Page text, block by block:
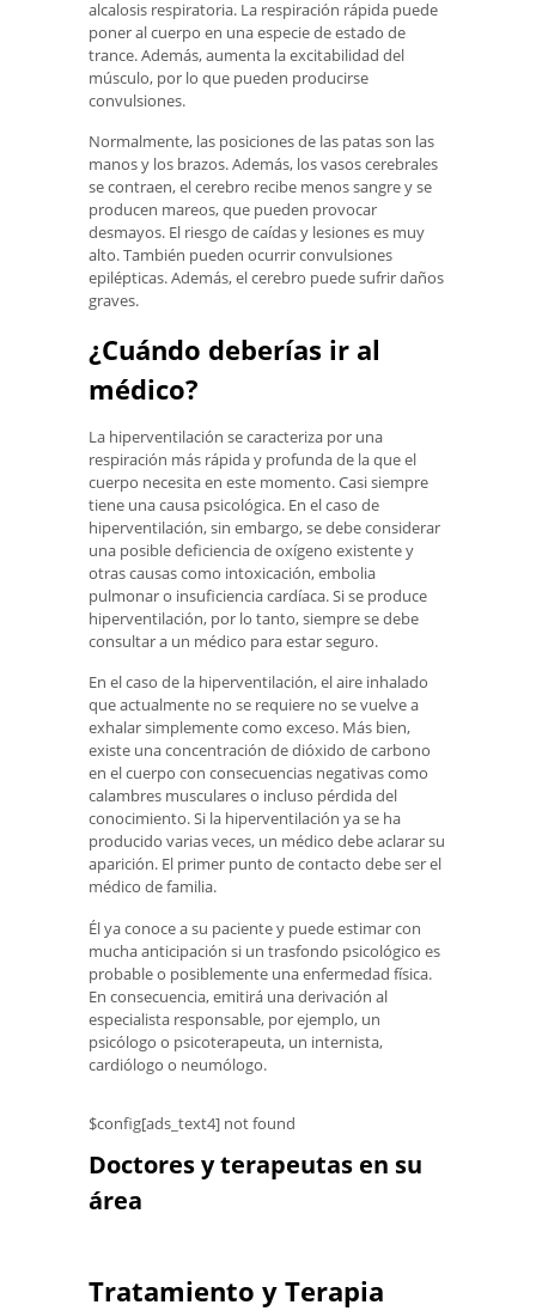
alcalosis respiratoria. La respiración rápida puede
poner al cuerpo en una especie de estado de
trance. Además, aumenta la excitabilidad del
músculo, por lo que pueden producirse
convulsiones.
Normalmente, las posiciones de las patas son las
manos y los brazos. Además, los vasos cerebrales
se contraen, el cerebro recibe menos sangre y se
producen mareos, que pueden provocar
desmayos. El riesgo de caídas y lesiones es muy
alto. También pueden ocurrir convulsiones
epilépticas. Además, el cerebro puede sufrir daños
graves.
¿Cuándo deberías ir al
médico?
La hiperventilación se caracteriza por una
respiración más rápida y profunda de la que el
cuerpo necesita en este momento. Casi siempre
tiene una causa psicológica. En el caso de
hiperventilación, sin embargo, se debe considerar
una posible deficiencia de oxígeno existente y
otras causas como intoxicación, embolia
pulmonar o insuficiencia cardíaca. Si se produce
hiperventilación, por lo tanto, siempre se debe
consultar a un médico para estar seguro.
En el caso de la hiperventilación, el aire inhalado
que actualmente no se requiere no se vuelve a
exhalar simplemente como exceso. Más bien,
existe una concentración de dióxido de carbono
en el cuerpo con consecuencias negativas como
calambres musculares o incluso pérdida del
conocimiento. Si la hiperventilación ya se ha
producido varias veces, un médico debe aclarar su
aparición. El primer punto de contacto debe ser el
médico de familia.
Él ya conoce a su paciente y puede estimar con
mucha anticipación si un trasfondo psicológico es
probable o posiblemente una enfermedad física.
En consecuencia, emitirá una derivación al
especialista responsable, por ejemplo, un
psicólogo o psicoterapeuta, un internista,
cardiólogo o neumólogo.
$config[ads_text4] not found
Doctores y terapeutas en su
área
Tratamiento y Terapia